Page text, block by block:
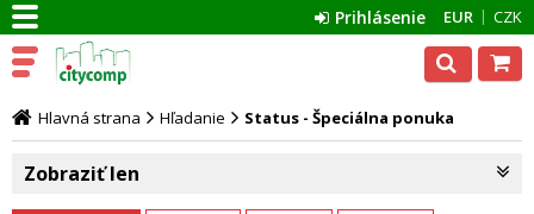
EUR CZK
Prihlásenie
Hlavná strana Hľadanie Status - Špeciálna ponuka
Zobraziť len